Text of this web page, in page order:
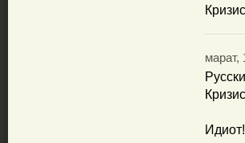
марат,